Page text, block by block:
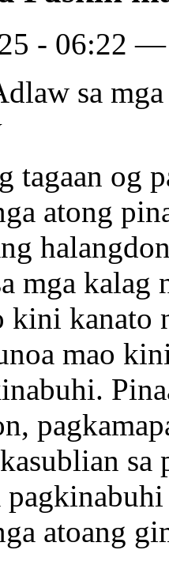
- 06:22
sa
tagaan og
atong
mga
kini kanato
mao
sa
atoang